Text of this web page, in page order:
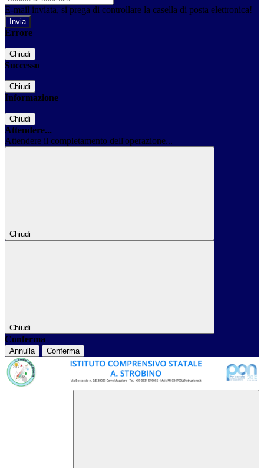
E-mail inviata, si prega di controllare la casella di posta elettronica!
Errore
Chiudi
Successo
Chiudi
Informazione
Chiudi
Attendere...
Attendere il completamento dell'operazione...
Chiudi
Chiudi
Conferma
Annulla Conferma